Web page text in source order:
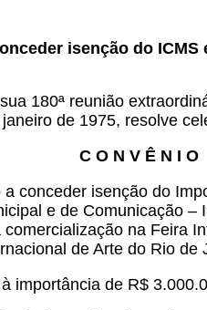
isenção do
180ª reunião
de 1975, resolve
C O N V Ê N I O
conceder isenção do
e de Comunicação –
na Feira
de Arte do Rio
importância de R$